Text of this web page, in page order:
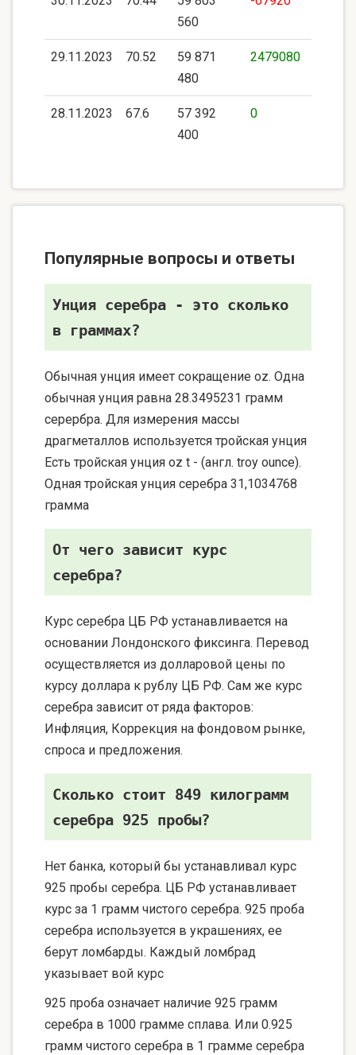
560
29.11.2023 70.52
59 871
480
2479080
28.11.2023 67.6
57 392
400
0
Популярные вопросы и ответы
Унция серебра - это сколько
в граммах?
Обычная унция имеет сокращение oz. Одна
обычная унция равна 28.3495231 грамм
серербра. Для измерения массы
драгметаллов используется тройская унция
Есть тройская унция oz t - (англ. troy ounce).
Одная тройская унция серебра 31,1034768
грамма
От чего зависит курс
серебра?
Курс серебра ЦБ РФ устанавливается на
основании Лондонского фиксинга. Перевод
осуществляется из долларовой цены по
курсу доллара к рублу ЦБ РФ. Сам же курс
серебра зависит от ряда факторов:
Инфляция, Коррекция на фондовом рынке,
спроса и предложения.
Сколько стоит 849 килограмм
серебра 925 пробы?
Нет банка, который бы устанавливал курс
925 пробы серебра. ЦБ РФ устанавливает
курс за 1 грамм чистого серебра. 925 проба
серебра используется в украшениях, ее
берут ломбарды. Каждый ломбрад
указывает вой курс
925 проба означает наличие 925 грамм
серебра в 1000 грамме сплава. Или 0.925
грамм чистого серебра в 1 грамме серебра